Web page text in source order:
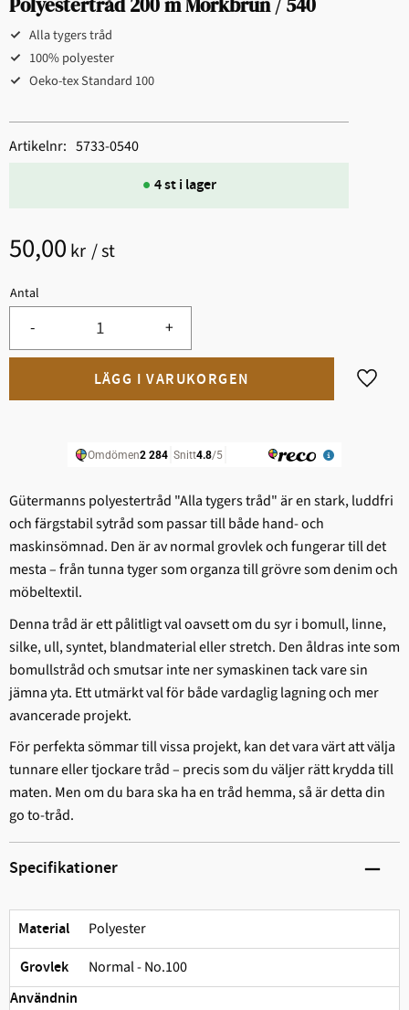
Alla tygers tråd
100% polyester
Oeko-tex Standard 100
50,00 kr /st
Antal
+
-
Lägg
4 st i lager
Artikelnr 5733-0540
Gütermanns polyestertråd "Alla tygers tråd" är en stark, ludd­fri
och färgstabil sytråd som passar till både hand- och
maskinsömnad. Den är av normal grovlek och fungerar till det
mesta – från tunna tyger som organza till grövre som denim och
möbeltextil.
Denna tråd är ett pålitligt val oavsett om du syr i bomull, linne,
silke, ull, syntet, blandmaterial eller stretch. Den åldras inte som
bomullstråd och smutsar inte ner symaskinen tack vare sin
jämna yta. Ett utmärkt val för både vardaglig lagning och mer
avancerade projekt.
För perfekta sömmar till vissa projekt, kan det vara värt att välja
tunnare eller tjockare tråd – precis som du väljer rätt krydda till
maten. Men om du bara ska ha en tråd hemma, så är detta din
go to-tråd.
Specifikationer
Material Polyester
Grovlek Normal - No.100
Användnin